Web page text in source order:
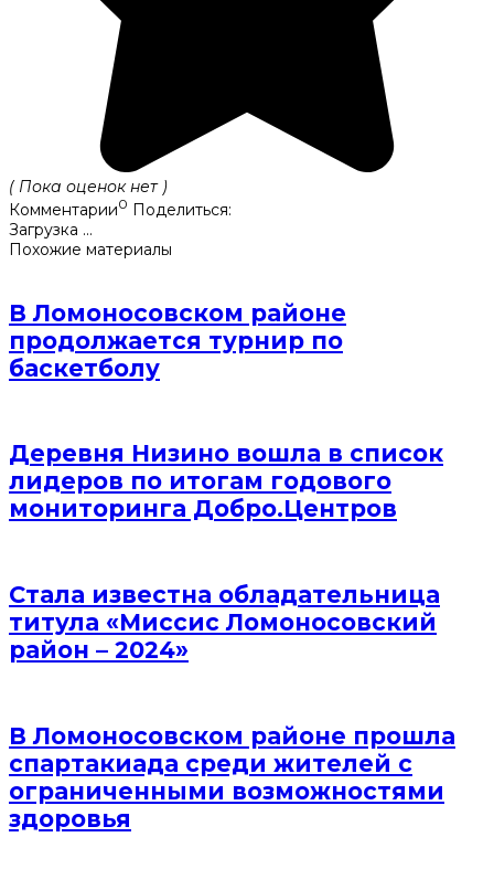
( Пока оценок нет )
Комментарии0 Поделиться:
Загрузка ...
Похожие материалы
В Ломоносовском районе
продолжается турнир по
баскетболу
Деревня Низино вошла в список
лидеров по итогам годового
мониторинга Добро.Центров
Стала известна обладательница
титула «Миссис Ломоносовский
район – 2024»
В Ломоносовском районе прошла
спартакиада среди жителей с
ограниченными возможностями
здоровья